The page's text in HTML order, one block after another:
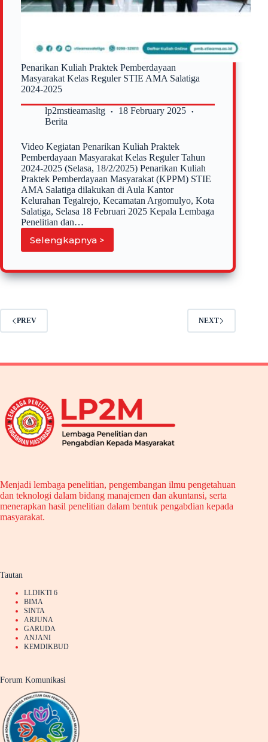
Penarikan Kuliah Praktek Pemberdayaan
Masyarakat Kelas Reguler STIE AMA Salatiga
2024-2025
lp2mstieamasltg
18 February 2025
Berita
Video Kegiatan Penarikan Kuliah Praktek
Pemberdayaan Masyarakat Kelas Reguler Tahun
2024-2025 (Selasa, 18/2/2025) Penarikan Kuliah
Praktek Pemberdayaan Masyarakat (KPPM) STIE
AMA Salatiga dilakukan di Aula Kantor
Kelurahan Tegalrejo, Kecamatan Argomulyo, Kota
Salatiga, Selasa 18 Februari 2025 Kepala Lembaga
Penelitian dan…
Selengkapnya >
Penarikan
Praktek
Pemberdayaan
PREV NEXT
Menjadi lembaga penelitian, pengembangan ilmu pengetahuan
dan teknologi dalam bidang manajemen dan akuntansi, serta
menerapkan hasil penelitian dalam bentuk pengabdian kepada
masyarakat.
Tautan
LLDIKTI 6
BIMA
SINTA
ARJUNA
GARUDA
ANJANI
KEMDIKBUD
Forum Komunikasi